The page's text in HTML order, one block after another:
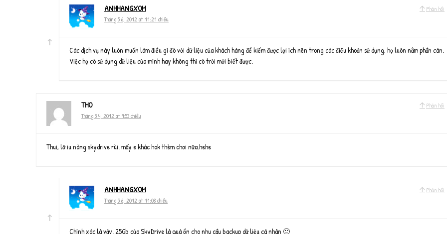
Phản hồi
ANHHANGXOM
Tháng 5 6, 2012 at 11:21 chiều
Các dịch vụ này luôn muốn làm điều gì đó với dữ liệu của khách hàng để kiếm được lợi ích nên trong các điều khoản sử dụng, họ luôn nắm phần cán.
Việc họ có sử dụng dữ liệu của mình hay không thì có trời mới biết được.
Phản hồi
THO
Tháng 5 4, 2012 at 9:53 chiều
Thui, lỡ iu nàng skydrive rùi. mấy e khác hok thèm chơi nữa.hehe
Phản hồi
ANHHANGXOM
Tháng 5 6, 2012 at 11:08 chiều
Chính xác là vậy. 25Gb của SkyDrive là quá ổn cho nhu cầu backup dữ liệu cá nhân 🙂